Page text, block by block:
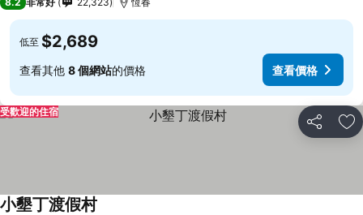
低至 $2,689
查看其他 8 個網站的價格 查看價格
分享 加
受歡迎的住宿
小墾丁渡假村